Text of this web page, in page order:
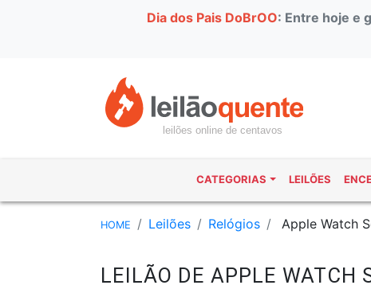
Dia dos Pais DoBrOO: Entre hoje e
leilões online de centavos
CATEGORIAS LEILÕES
HOME Leilões Relógios Apple Watch
LEILÃO DE APPLE WATCH